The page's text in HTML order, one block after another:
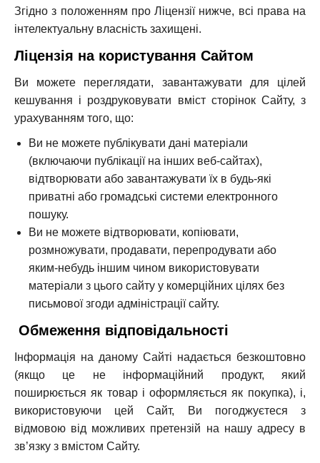
Згідно з положенням про Ліцензії нижче, всі права на
інтелектуальну власність захищені.
Ліцензія на користування Сайтом
Ви можете переглядати, завантажувати для цілей
кешування і роздруковувати вміст сторінок Сайту, з
урахуванням того, що:
Ви не можете публікувати дані матеріали
(включаючи публікації на інших веб-сайтах),
відтворювати або завантажувати їх в будь-які
приватні або громадські системи електронного
пошуку.
Ви не можете відтворювати, копіювати,
розмножувати, продавати, перепродувати або
яким-небудь іншим чином використовувати
матеріали з цього сайту у комерційних цілях без
письмової згоди адміністрації сайту.
Обмеження відповідальності
Інформація на даному Сайті надається безкоштовно
(якщо це не інформаційний продукт, який
поширюється як товар і оформляється як покупка), і,
використовуючи цей Сайт, Ви погоджуєтеся з
відмовою від можливих претензій на нашу адресу в
зв’язку з вмістом Сайту.